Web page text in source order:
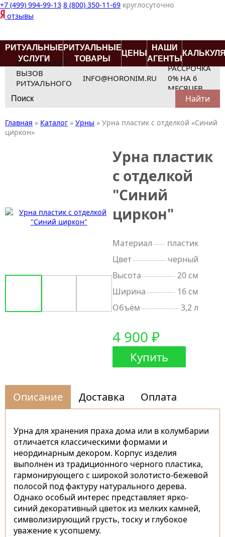
+7 (499) 994-99-13 8 (800) 350-11-69 круглосуточно
отзывы
РИТУАЛЬНЫЕ
УСЛУГИ
РИТУАЛЬНЫЕ
ТОВАРЫ
ЦЕНЫ
НАШИ
АГЕНТЫ
БЕСПЛАТНЫЙ
ВЫЗОВ
РИТУАЛЬНОГО
АГЕНТА
INFO@HORONIM.RU
РАССРОЧКА
0% НА 6
МЕСЯЦЕВ
for:
Главная » Каталог » Урны » Урна пластик с отделкой «Синий
циркон»
Урна пластик
с отделкой
"Синий
циркон"
Материал
пластик
Цвет
черный
Высота
20 см
Ширина
16 см
Объём
3,2 л
4 900 ₽
Купить
Описание Доставка Оплата
Урна для хранения праха дома или в колумбарии
отличается классическими формами и
неординарным декором. Корпус изделия
выполнен из традиционного черного пластика,
гармонирующего с широкой золотисто-бежевой
полосой под фактуру натурального дерева.
Однако особый интерес представляет ярко-
синий декоративный цветок из мелких камней,
символизирующий грусть, тоску и глубокое
уважение к усопшему.